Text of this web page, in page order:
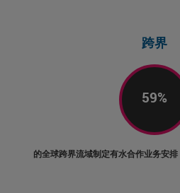
跨界
59%
的全球跨界流域制定有水合作业务安排